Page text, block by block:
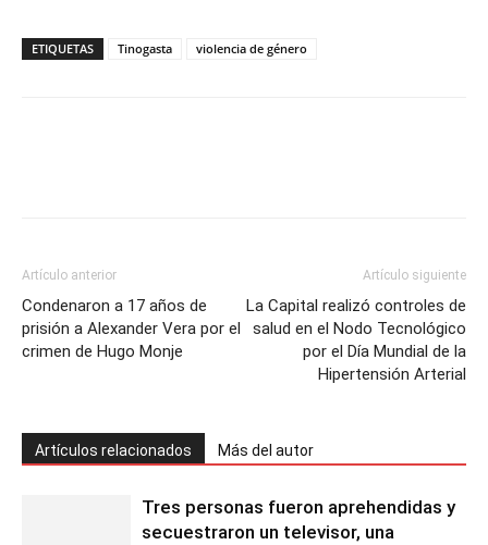
ETIQUETAS Tinogasta violencia de género
Artículo anterior
Condenaron a 17 años de
prisión a Alexander Vera por el
crimen de Hugo Monje
Artículo siguiente
La Capital realizó controles de
salud en el Nodo Tecnológico
por el Día Mundial de la
Hipertensión Arterial
Artículos relacionados Más del autor
Tres personas fueron aprehendidas y
secuestraron un televisor, una